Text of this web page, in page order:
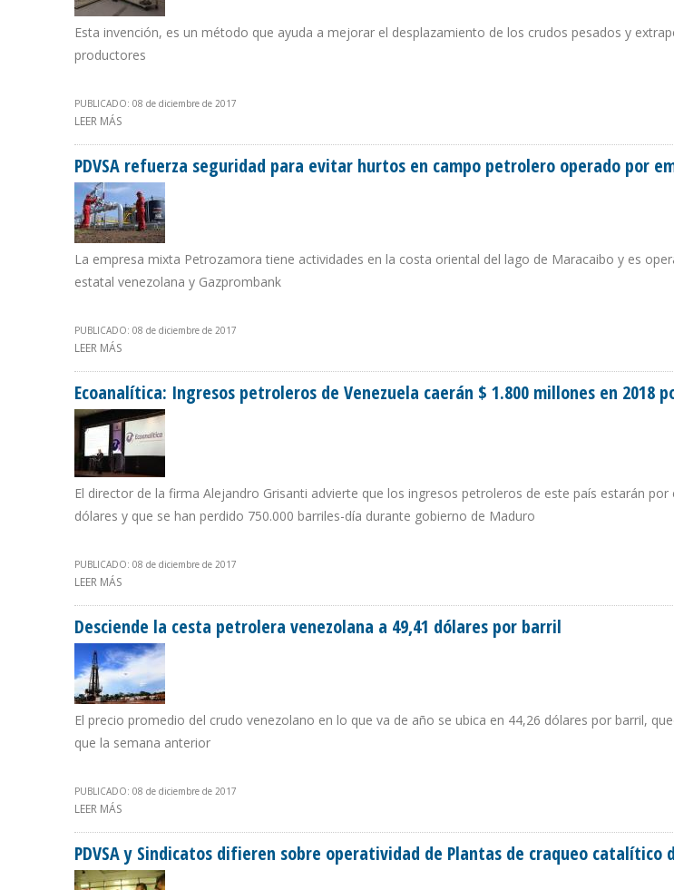
Esta invención, es un método que ayuda a mejorar el desplazamiento de los crudos pesados y
productores
PUBLICADO: 08 de diciembre de 2017
LEER MÁS
PDVSA refuerza seguridad para evitar hurtos en campo petrolero operado por
La empresa mixta Petrozamora tiene actividades en la costa oriental del lago de Maracaibo y es
estatal venezolana y Gazprombank
PUBLICADO: 08 de diciembre de 2017
LEER MÁS
Ecoanalítica: Ingresos petroleros de Venezuela caerán $ 1.800 millones en 2018
El director de la firma Alejandro Grisanti advierte que los ingresos petroleros de este país estarán
dólares y que se han perdido 750.000 barriles-día durante gobierno de Maduro
PUBLICADO: 08 de diciembre de 2017
LEER MÁS
Desciende la cesta petrolera venezolana a 49,41 dólares por barril
El precio promedio del crudo venezolano en lo que va de año se ubica en 44,26 dólares por barril,
que la semana anterior
PUBLICADO: 08 de diciembre de 2017
LEER MÁS
PDVSA y Sindicatos difieren sobre operatividad de Plantas de craqueo catalítico